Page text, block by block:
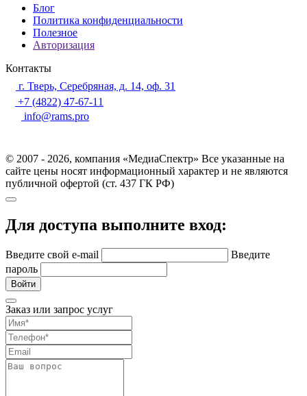
Блог
Политика конфиденциальности
Полезное
Авторизация
Контакты
г. Тверь, Серебряная, д. 14, оф. 31
+7 (4822) 47-67-11
info@rams.pro
© 2007 - 2026, компания «МедиаСпектр» Все указанные на
сайте цены носят информационный характер и не являются
публичной офертой (ст. 437 ГК РФ)
Для доступа выполните вход:
Введите свой e-mail
Введите
пароль
Войти
Заказ или запрос услуг